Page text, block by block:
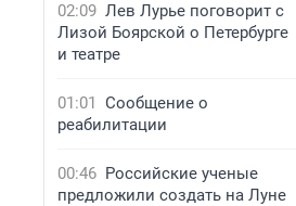
02:09 Лев Лурье поговорит с
Лизой Боярской о Петербурге
и театре
01:01 Сообщение о
реабилитации
00:46 Российские ученые
предложили создать на Луне